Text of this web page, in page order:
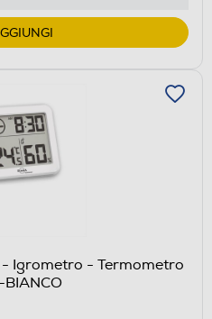
- Igrometro - Termometro